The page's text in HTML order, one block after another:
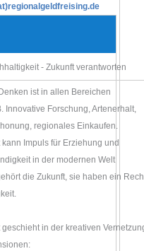
- Zukunft verantworten
ist in allen Bereichen
Innovative Forschung, Artenerhalt,
regionales Einkaufen.
Impuls für Erziehung und
in der modernen Welt
die Zukunft, sie haben ein
in der kreativen